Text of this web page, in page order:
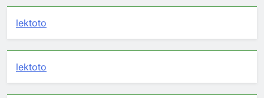
lektoto
lektoto